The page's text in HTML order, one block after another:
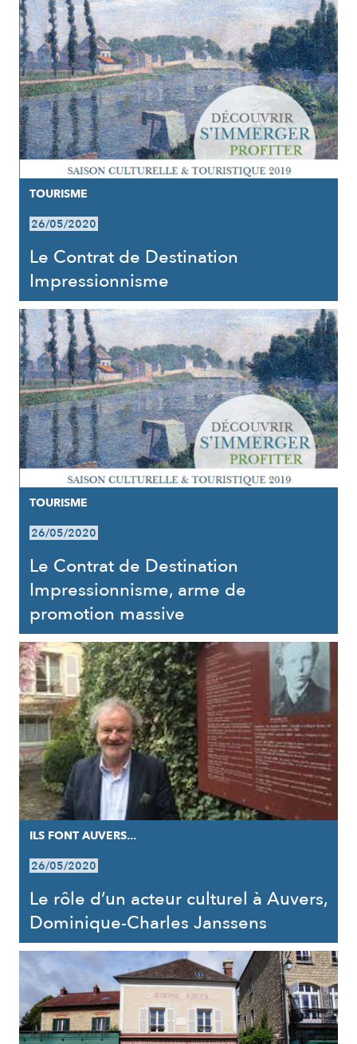
TOURISME
26/05/2020
Le Contrat de Destination
Impressionnisme
TOURISME
26/05/2020
Le Contrat de Destination
Impressionnisme, arme de
promotion massive
ILS FONT AUVERS...
26/05/2020
Le rôle d’un acteur culturel à Auvers,
Dominique-Charles Janssens